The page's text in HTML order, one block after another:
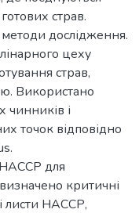
страв.
методи дослідження.
цеху
страв,
Використано
чинників і
точок відповідно
НАССР для
критичні
листи НАССР,